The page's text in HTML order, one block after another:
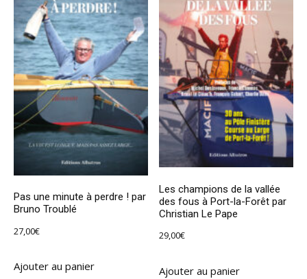
Pas une minute à perdre ! par
Bruno Troublé
27,00€
Ajouter au panier
Les champions de la vallée
des fous à Port-la-Forêt par
Christian Le Pape
29,00€
Ajouter au panier